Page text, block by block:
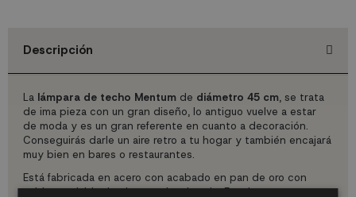
Descripción
La lámpara de techo Mentum de diámetro 45 cm, se trata
de ima pieza con un gran diseño, lo antiguo vuelve a estar
de moda y es un gran referente en cuanto a decoración.
Conseguirás darle un aire retro a tu hogar y también encajará
muy bien en bares o restaurantes.
Está fabricada en acero con acabado en pan de oro con
cable regulable rizado en color dorado. Funciona con una